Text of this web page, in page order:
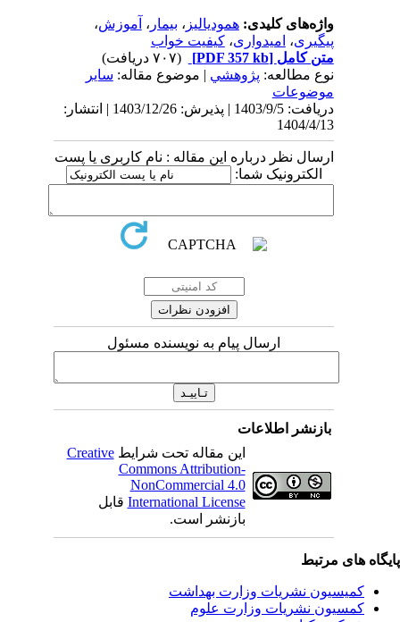
واژه‌های کلیدی:همودیالیز، بیمار، آموزش،
پیگیری،امیدواری،کیفیت خواب
متن کامل[PDF 357 kb]
نوع مطالعه:پژوهشي| موضوع مقاله:سایر
موضوعات
دریافت: 1403/9/5 | پذیرش: 1403/12/26 | انتشار:
1404/4/13
ارسال نظر درباره این مقاله : نام کاربری یا پست
الکترونیک شما:
ارسال پیام به نویسنده مسئول
بازنشر اطلاعات
این مقاله تحت شرایطCreative
Commons Attribution-
NonCommercial 4.0
International Licenseقابل
بازنشر است.
های مرتبط
کمیسیون نشریات وزارت بهداشت
کمسیون نشریات وزارت علوم